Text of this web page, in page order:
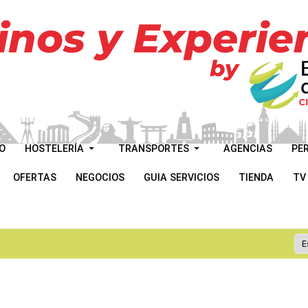
HOSTELERÍA TRANSPORTES AGENCIAS
OFERTAS NEGOCIOS GUIA SERVICIOS TIENDA TV